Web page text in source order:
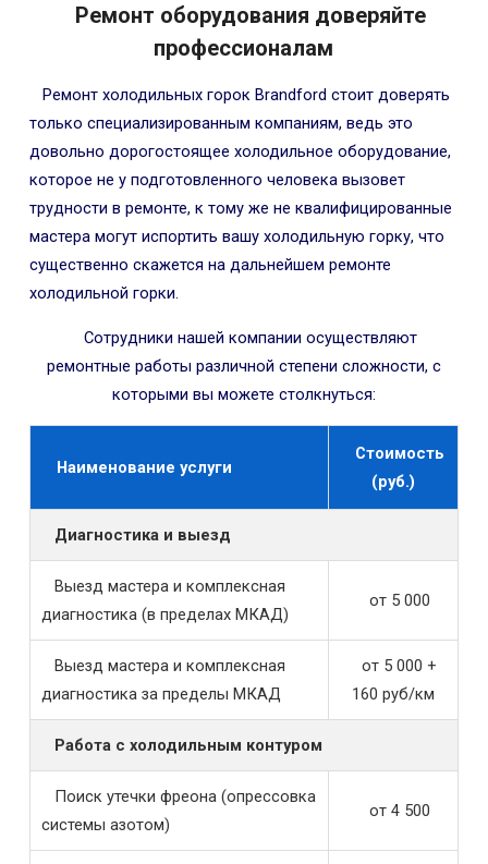
Ремонт оборудования доверяйте
профессионалам
Ремонт холодильных горок Brandford стоит доверять
только специализированным компаниям, ведь это
довольно дорогостоящее холодильное оборудование,
которое не у подготовленного человека вызовет
трудности в ремонте, к тому же не квалифицированные
мастера могут испортить вашу холодильную горку, что
существенно скажется на дальнейшем ремонте
холодильной горки.
Сотрудники нашей компании осуществляют
ремонтные работы различной степени сложности, с
которыми вы можете столкнуться:
Наименование услуги
Стоимость
(руб.)
Диагностика и выезд
Выезд мастера и комплексная
диагностика (в пределах МКАД)
от 5 000
Выезд мастера и комплексная
диагностика за пределы МКАД
от 5 000 +
160 руб/км
Работа с холодильным контуром
Поиск утечки фреона (опрессовка
системы азотом)
от 4 500